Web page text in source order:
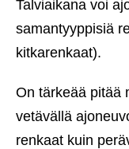
Talviaikana voi
samantyyppisiä
kitkarenkaat).
On tärkeää pitää
vetävällä
renkaat kuin